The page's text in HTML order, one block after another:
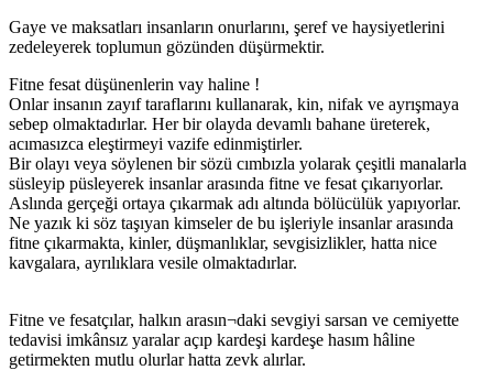
Gaye ve maksatları insanların onurlarını, şeref ve haysiyetlerini
zedeleyerek toplumun gözünden düşürmektir.
Fitne fesat düşünenlerin vay haline !
Onlar insanın zayıf taraflarını kullanarak, kin, nifak ve ayrışmaya
sebep olmaktadırlar. Her bir olayda devamlı bahane üreterek,
acımasızca eleştirmeyi vazife edinmiştirler.
Bir olayı veya söylenen bir sözü cımbızla yolarak çeşitli manalarla
süsleyip püsleyerek insanlar arasında fitne ve fesat çıkarıyorlar.
Aslında gerçeği ortaya çıkarmak adı altında bölücülük yapıyorlar.
Ne yazık ki söz taşıyan kimseler de bu işleriyle insanlar arasında
fitne çıkarmakta, kinler, düşmanlıklar, sevgisizlikler, hatta nice
kavgalara, ayrılıklara vesile olmaktadırlar.
Fitne ve fesatçılar, halkın arasın¬daki sevgiyi sarsan ve cemiyette
tedavisi imkânsız yaralar açıp kardeşi kardeşe hasım hâline
getirmekten mutlu olurlar hatta zevk alırlar.